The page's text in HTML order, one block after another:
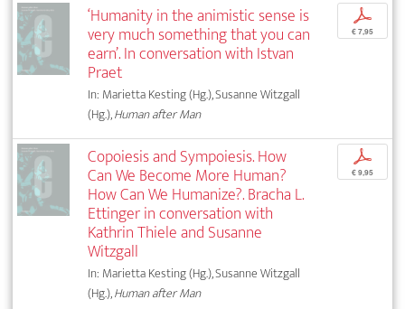
‘Humanity in the animistic sense is
very much something that you can
earn’. In conversation with Istvan
Praet
In: Marietta Kesting (Hg.), Susanne Witzgall
(Hg.),Human after Man
p
€ 7,95
Copoiesis and Sympoiesis. How
Can We Become More Human?
How Can We Humanize?. Bracha L.
Ettinger in conversation with
Kathrin Thiele and Susanne
Witzgall
In: Marietta Kesting (Hg.), Susanne Witzgall
(Hg.),Human after Man
p
€ 9,95